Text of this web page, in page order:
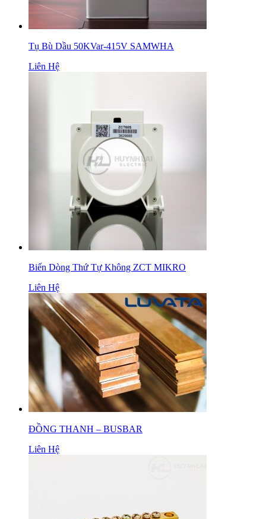
Tụ Bù Dầu 50KVar-415V SAMWHA
Liên Hệ
Biến Dòng Thứ Tự Không ZCT MIKRO
Liên Hệ
ĐỒNG THANH – BUSBAR
Liên Hệ